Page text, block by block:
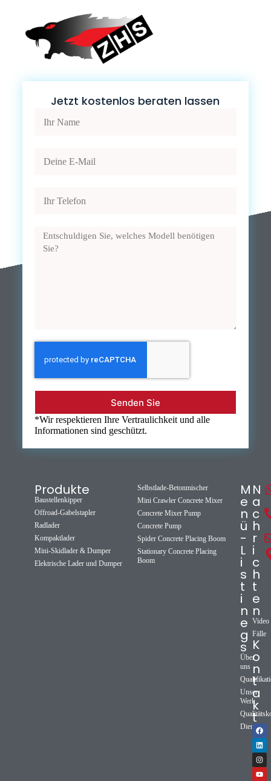
Jetzt kostenlos beraten lassen
Senden Sie
*Wir respektieren Ihre Vertraulichkeit und alle
Informationen sind geschützt.
Produkte
Baustellenkipper
Offroad-Gabelstapler
Radlader
Kompaktlader
Mini-Skidlader & Dumper
Elektrische Lader und Dumper
Selbstlade-Betonmischer
Mini Crawler Concrete Mixer
Concrete Mixer Pump
Concrete Pump
Spider Concrete Placing Boom
Stationary Concrete Placing
Boom
M
e
n
ü
-
L
i
s
t
i
n
e
g
s
Über
uns
Unser
Werk
Dienst
N
a
c
h
r
i
c
h
t
e
n
Video
Fälle
K
o
n
t
a
k
t